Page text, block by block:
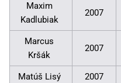
Maxim
Kadlubiak
2007
Marcus
Kršák
2007
Matúš Lisý 2007